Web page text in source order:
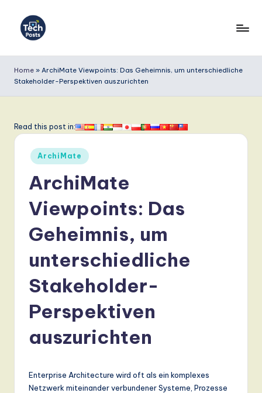
e
c
P
m
Home » ArchiMate Viewpoints: Das Geheimnis, um unterschiedliche
Stakeholder-Perspektiven auszurichten
Read this post in:
Posted
in
ArchiMate
ArchiMate
Viewpoints: Das
Geheimnis, um
unterschiedliche
Stakeholder-
Perspektiven
auszurichten
Enterprise Architecture wird oft als ein komplexes
Netzwerk miteinander verbundener Systeme, Prozesse